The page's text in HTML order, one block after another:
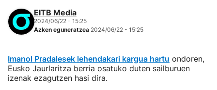
EITB Media
2024/06/22 - 15:25
Azken eguneratzea 2024/06/22 - 15:25
Imanol Pradalesek lehendakari kargua hartu ondoren,
Eusko Jaurlaritza berria osatuko duten sailburuen
izenak ezagutzen hasi dira.